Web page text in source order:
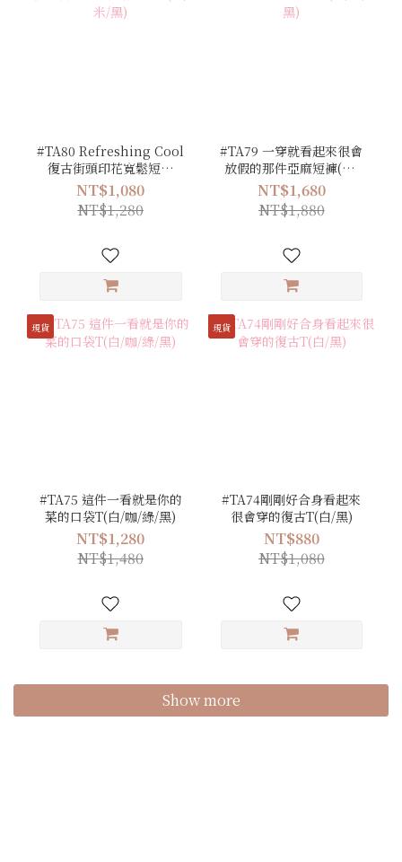
#TA80 Refreshing Cool
復古街頭印花寬鬆短袖
T(白/米/黑)
NT$1,080
NT$1,280
#TA79 一穿就看起來很會
放假的那件亞麻短褲(白/
米/黑)
NT$1,680
NT$1,880
現貨
#TA75 這件一看就是你的
菜的口袋T(白/咖/綠/黑)
NT$1,280
NT$1,480
現貨
#TA74剛剛好合身看起來
很會穿的復古T(白/黑)
NT$880
NT$1,080
Show more